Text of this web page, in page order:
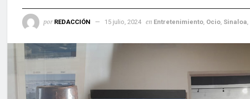
por REDACCIÓN 15 julio, 2024 en Entretenimiento Ocio Sinaloa